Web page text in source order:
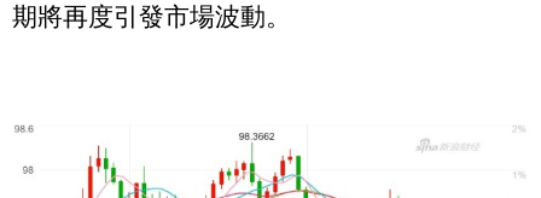
期將再度引發市場波動。